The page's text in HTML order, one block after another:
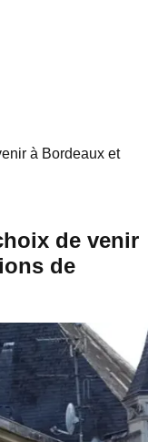
à Bordeaux et
de venir
de